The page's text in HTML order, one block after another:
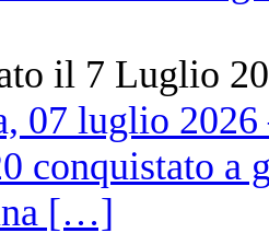
il 7 Luglio